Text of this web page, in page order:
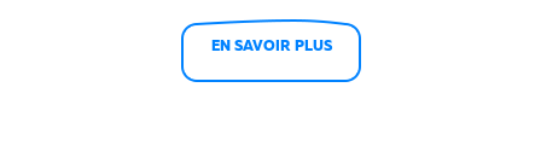
EN SAVOIR PLUS